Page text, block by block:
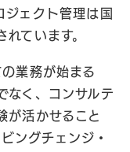
ジェクト管理は国
ています。
業務が始まる
なく、コンサルテ
が活かせること
ングチェンジ・